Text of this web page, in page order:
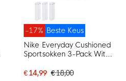
Beste Keus
-17%
Nike Everyday Cushioned
Sportsokken 3-Pack Wit
€ 14,99 € 18,00